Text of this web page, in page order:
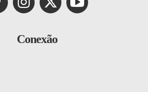
Conexão